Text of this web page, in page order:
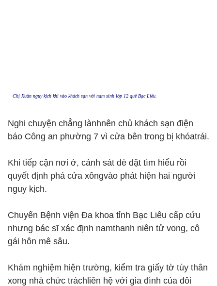
Chị Xuân nguy kịch khi vào khách sạn với nam sinh lớp 12 quê Bạc Liêu.
Nghi chuyện chẳng lànhnên chủ khách sạn điện
báo Công an phường 7 vì cửa bên trong bị khóatrái.
Khi tiếp cận nơi ở, cảnh sát dè dặt tìm hiểu rồi
quyết định phá cửa xôngvào phát hiện hai người
nguy kịch.
Chuyển Bệnh viện Đa khoa tỉnh Bạc Liêu cấp cứu
nhưng bác sĩ xác định namthanh niên tử vong, cô
gái hôn mê sâu.
Khám nghiệm hiện trường, kiểm tra giấy tờ tùy thân
xong nhà chức tráchliên hệ với gia đình của đôi